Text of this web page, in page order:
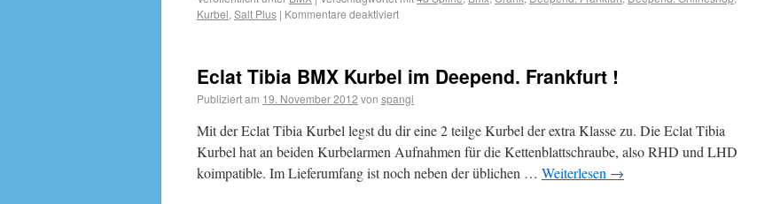
Kurbel, Salt Plus | Kommentare deaktiviert
Eclat Tibia BMX Kurbel im Deepend. Frankfurt !
Publiziert am 19. November 2012 von spangi
Mit der Eclat Tibia Kurbel legst du dir eine 2 teilge Kurbel der extra Klasse zu. Die Eclat Tibia
Kurbel hat an beiden Kurbelarmen Aufnahmen für die Kettenblattschraube, also RHD und LHD
koimpatible. Im Lieferumfang ist noch neben der üblichen … Weiterlesen →